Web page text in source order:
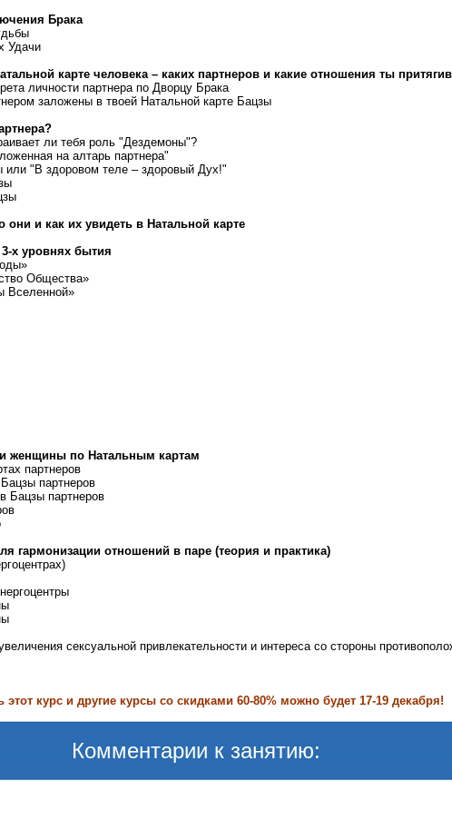
Брака
Удачи
карте человека – каких партнеров и какие отношения ты
личности партнера по Дворцу Брака
заложены в твоей Натальной карте Бацзы
ли тебя роль "Дездемоны"?
на алтарь партнера"
или "В здоровом теле – здоровый Дух!"
они и как их увидеть в Натальной карте
х уровнях бытия
Общества»
Вселенной»
женщины по Натальным картам
партнеров
партнеров
Бацзы партнеров
гармонизации отношений в паре (теория и практика)
сексуальной привлекательности и интереса со стороны
этот курс и другие курсы со скидками 60-80% можно будет 17-19 декабря!
Комментарии к занятию: